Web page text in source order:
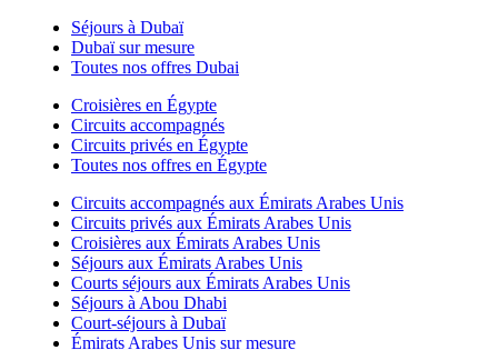
Séjours à Dubaï
Dubaï sur mesure
Toutes nos offres Dubai
Croisières en Égypte
Circuits accompagnés
Circuits privés en Égypte
Toutes nos offres en Égypte
Circuits accompagnés aux Émirats Arabes Unis
Circuits privés aux Émirats Arabes Unis
Croisières aux Émirats Arabes Unis
Séjours aux Émirats Arabes Unis
Courts séjours aux Émirats Arabes Unis
Séjours à Abou Dhabi
Court-séjours à Dubaï
Émirats Arabes Unis sur mesure